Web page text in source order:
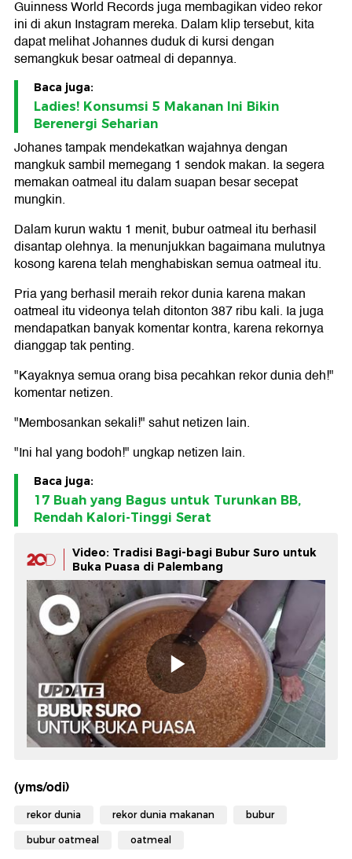
Guinness World Records juga membagikan video rekor
ini di akun Instagram mereka. Dalam klip tersebut, kita
dapat melihat Johannes duduk di kursi dengan
semangkuk besar oatmeal di depannya.
Baca juga:
Ladies! Konsumsi 5 Makanan Ini Bikin
Berenergi Seharian
Johanes tampak mendekatkan wajahnya dengan
mangkuk sambil memegang 1 sendok makan. Ia segera
memakan oatmeal itu dalam suapan besar secepat
mungkin.
Dalam kurun waktu 1 menit, bubur oatmeal itu berhasil
disantap olehnya. Ia menunjukkan bagaimana mulutnya
kosong karena telah menghabiskan semua oatmeal itu.
Pria yang berhasil meraih rekor dunia karena makan
oatmeal itu videonya telah ditonton 387 ribu kali. Ia juga
mendapatkan banyak komentar kontra, karena rekornya
dianggap tak penting.
"Kayaknya semua orang bisa pecahkan rekor dunia deh!"
komentar netizen.
"Membosankan sekali!" sahut netizen lain.
"Ini hal yang bodoh!" ungkap netizen lain.
Baca juga:
17 Buah yang Bagus untuk Turunkan BB,
Rendah Kalori-Tinggi Serat
Video: Tradisi Bagi-bagi Bubur Suro untuk
Buka Puasa di Palembang
(yms/odi)
rekor dunia rekor dunia makanan bubur
bubur oatmeal oatmeal